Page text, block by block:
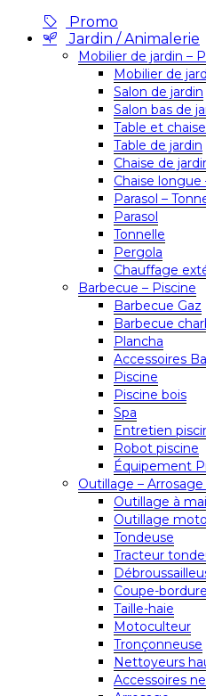
Promo
Jardin / Animalerie
Mobilier de jardin –
Mobilier de
Salon de jardin
Salon bas de
Table et
Table de jardin
Chaise de
Chaise longue
Parasol –
Parasol
Tonnelle
Pergola
Chauffage
Barbecue – Piscine
Barbecue Gaz
Barbecue
Plancha
Accessoires
Piscine
Piscine bois
Spa
Entretien
Robot piscine
Équipement
Outillage –
Outillage à
Outillage
Tondeuse
Tracteur
Coupe-bordure
Taille-haie
Motoculteur
Tronçonneuse
Nettoyeurs
Accessoires